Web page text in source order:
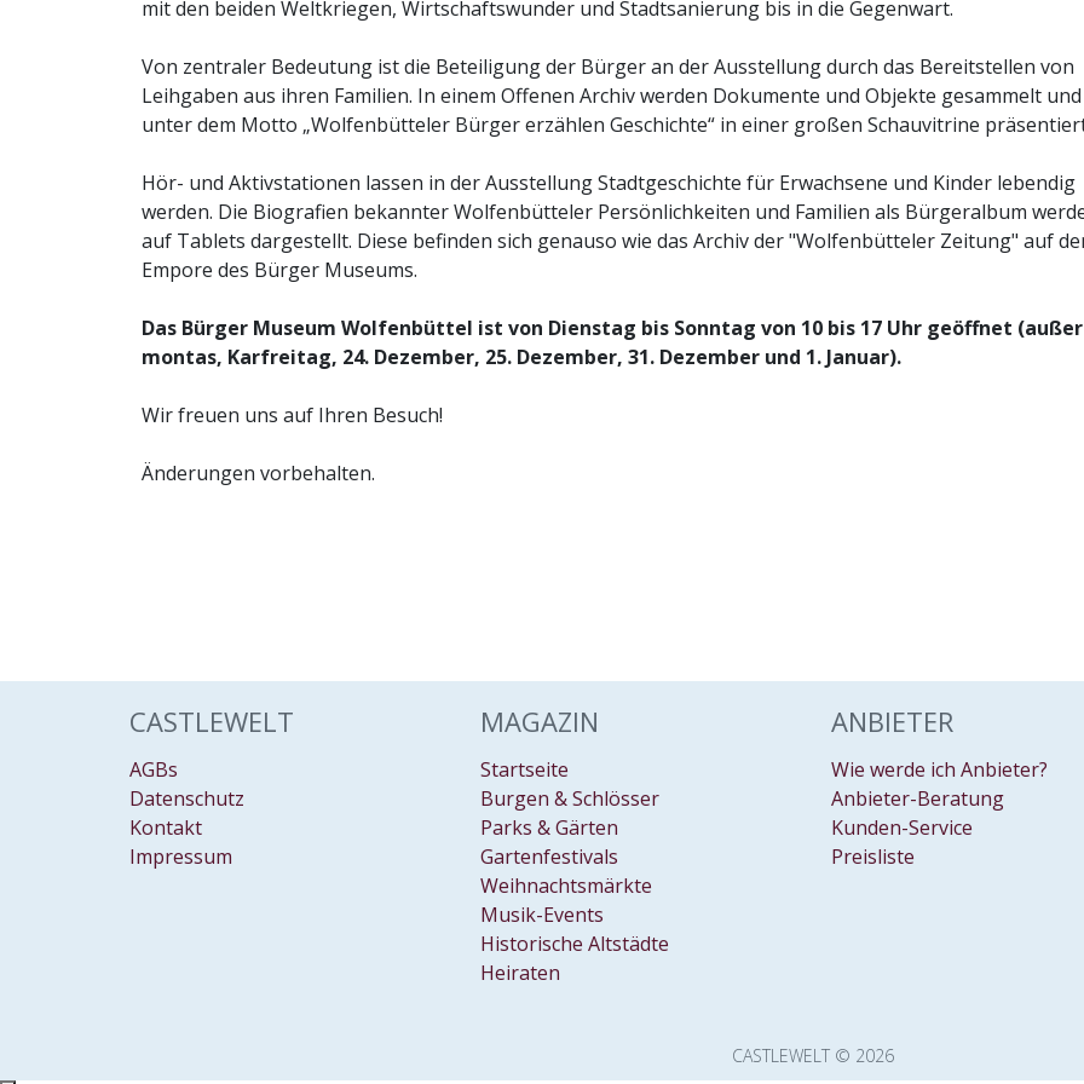
mit den beiden Weltkriegen, Wirtschaftswunder und Stadtsanierung bis in die Gegenwart.
Von zentraler Bedeutung ist die Beteiligung der Bürger an der Ausstellung durch das Bereitstellen von
Leihgaben aus ihren Familien. In einem Offenen Archiv werden Dokumente und Objekte gesammelt und
unter dem Motto „Wolfenbütteler Bürger erzählen Geschichte“ in einer großen Schauvitrine
Hör- und Aktivstationen lassen in der Ausstellung Stadtgeschichte für Erwachsene und Kinder lebendig
werden. Die Biografien bekannter Wolfenbütteler Persönlichkeiten und Familien als Bürgeralbum
auf Tablets dargestellt. Diese befinden sich genauso wie das Archiv der "Wolfenbütteler Zeitung" auf
Empore des Bürger Museums.
Das Bürger Museum Wolfenbüttel ist von Dienstag bis Sonntag von 10 bis 17 Uhr geöffnet (außer
montas, Karfreitag, 24. Dezember, 25. Dezember, 31. Dezember und 1. Januar).
Wir freuen uns auf Ihren Besuch!
Änderungen vorbehalten.
CASTLEWELT
AGBs
Datenschutz
Kontakt
Impressum
MAGAZIN
Startseite
Burgen & Schlösser
Parks & Gärten
Gartenfestivals
Weihnachtsmärkte
Musik-Events
Historische Altstädte
Heiraten
ANBIETER
Wie werde ich Anbieter?
Anbieter-Beratung
Kunden-Service
Preisliste
CASTLEWELT © 2026